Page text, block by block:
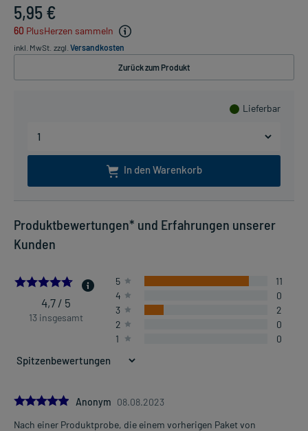
5,95 €
60 PlusHerzen sammeln
inkl. MwSt. zzgl. Versandkosten
Zurück zum Produkt
Lieferbar
In den Warenkorb
Produktbewertungen* und Erfahrungen unserer
Kunden
4.6923076923076925
4,7 / 5
13 insgesamt
5
11
4
0
3
2
2
0
1
0
5.0Anonym 08.08.2023
Nach einer Produktprobe, die einem vorherigen Paket von